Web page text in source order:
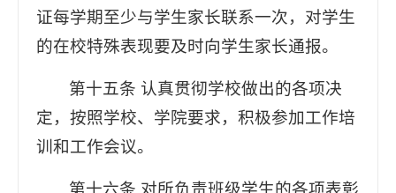
证每学期至少与学生家长联系一次，对学生
的在校特殊表现要及时向学生家长通报。
第十五条 认真贯彻学校做出的各项决
定，按照学校、学院要求，积极参加工作培
训和工作会议。
第十六条 对所负责班级学生的各项表彰